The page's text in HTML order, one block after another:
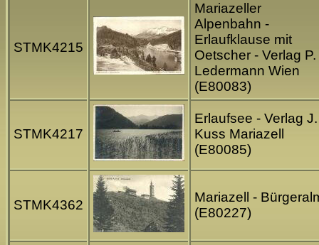
STMK4215
Mariazeller
Alpenbahn -
Erlaufklause mit
Oetscher - Verlag P.
Ledermann Wien
(E80083)
STMK4217
Erlaufsee - Verlag J.
Kuss Mariazell
(E80085)
STMK4362
Mariazell -
(E80227)